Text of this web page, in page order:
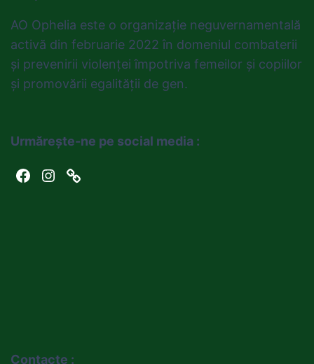
AO Ophelia este o organizație neguvernamentală
activă din februarie 2022 în domeniul combaterii
și prevenirii violenței împotriva femeilor și copiilor
și promovării egalității de gen.
Urmărește-ne pe social media :
Facebook
Instagram
Link
Contacte :